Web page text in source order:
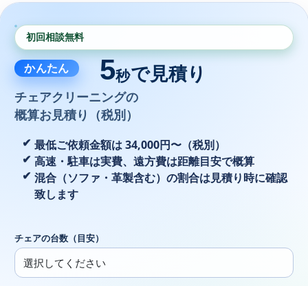
初回相談無料
かんたん 5秒で見積り
チェアクリーニングの
概算お見積り（税別）
最低ご依頼金額は 34,000円〜（税別）
高速・駐車は実費、遠方費は距離目安で概算
混合（ソファ・革製含む）の割合は見積り時に確認
致します
チェアの台数（目安）